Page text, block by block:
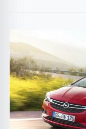
imagini
cu
noua
generaţie
Opel
Astra